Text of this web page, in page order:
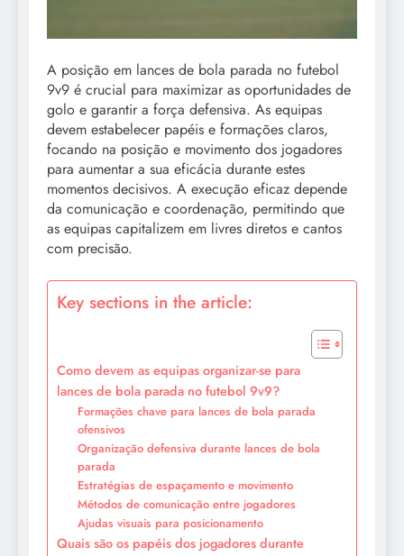
A posição em lances de bola parada no futebol
9v9 é crucial para maximizar as oportunidades de
golo e garantir a força defensiva. As equipas
devem estabelecer papéis e formações claros,
focando na posição e movimento dos jogadores
para aumentar a sua eficácia durante estes
momentos decisivos. A execução eficaz depende
da comunicação e coordenação, permitindo que
as equipas capitalizem em livres diretos e cantos
com precisão.
Key sections in the article:
Como devem as equipas organizar-se para
lances de bola parada no futebol 9v9?
Formações chave para lances de bola parada
ofensivos
Organização defensiva durante lances de bola
parada
Estratégias de espaçamento e movimento
Métodos de comunicação entre jogadores
Ajudas visuais para posicionamento
Quais são os papéis dos jogadores durante